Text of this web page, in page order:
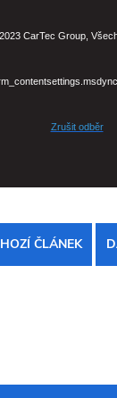
CarTec Group,
Zrušit odběr
ČLÁNEK